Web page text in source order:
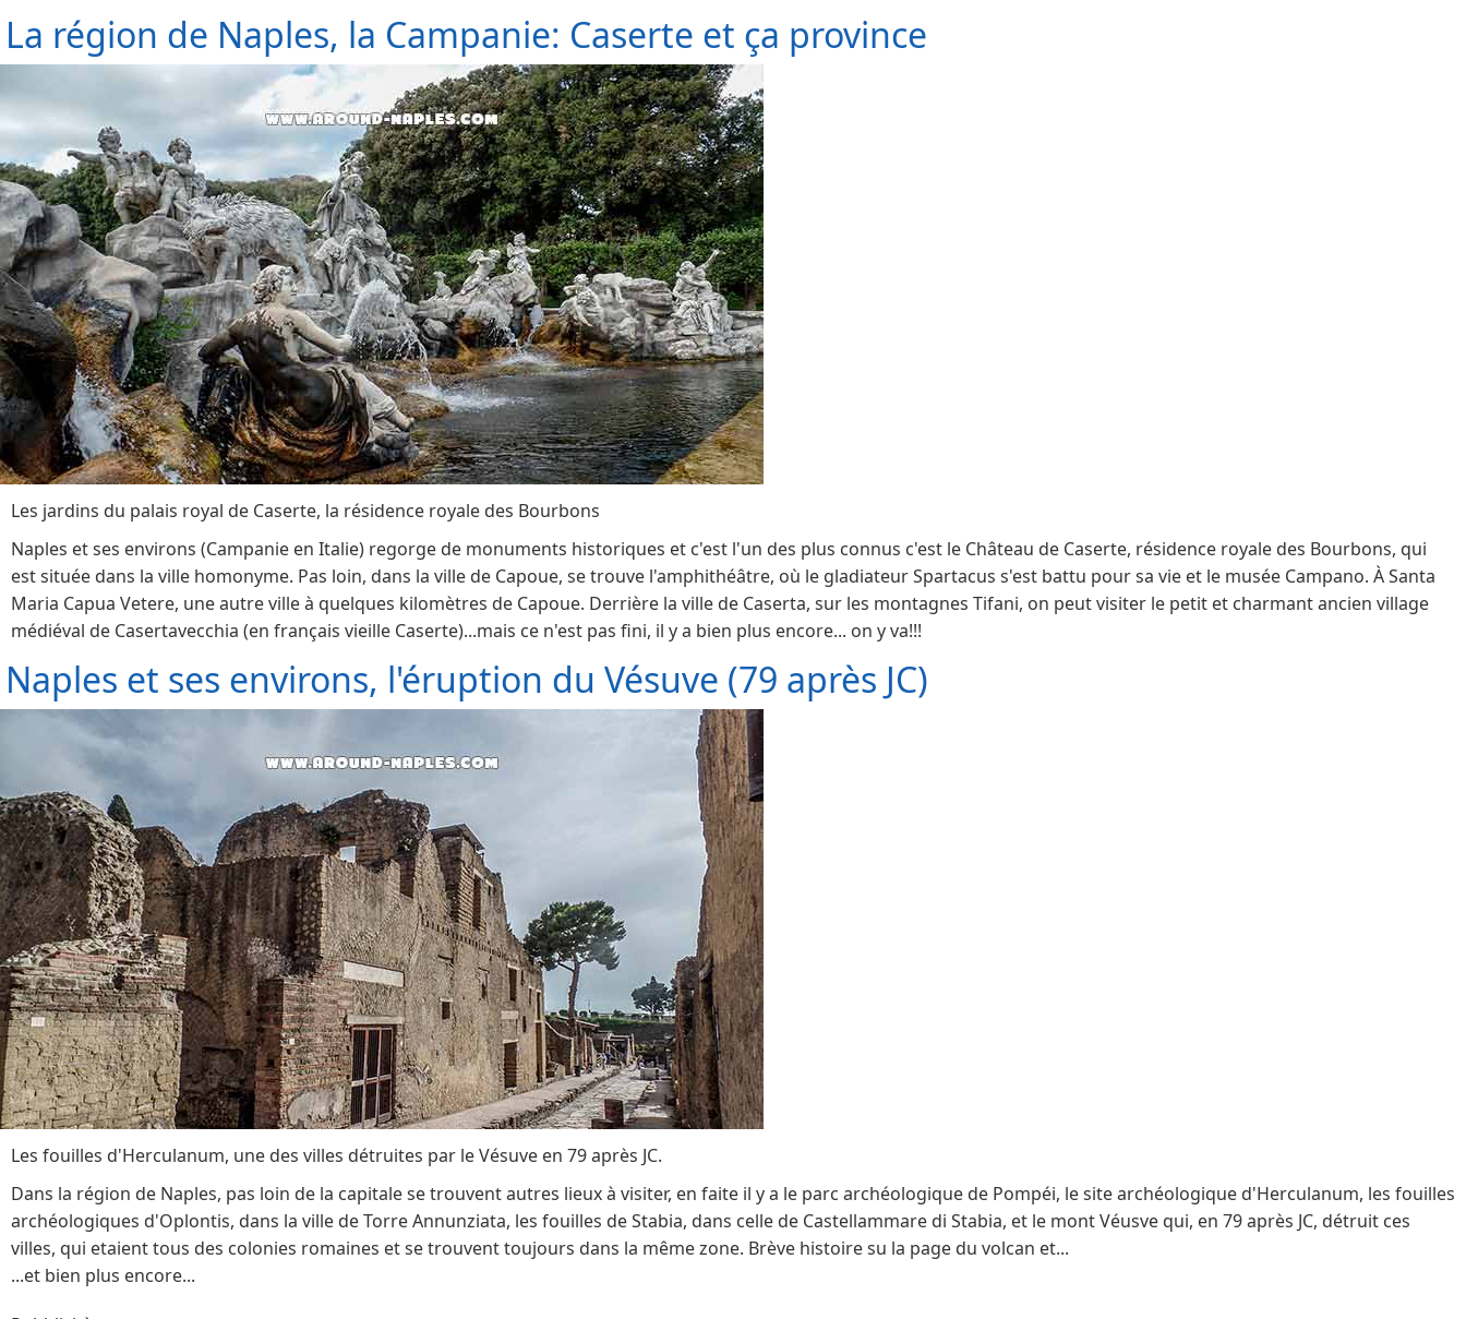
La région de Naples, la Campanie: Caserte et ça province
Les jardins du palais royal de Caserte, la résidence royale des Bourbons
Naples et ses environs (Campanie en Italie) regorge de monuments historiques et c'est l'un des plus connus c'est le Château de Caserte, résidence royale des Bourbons, qui
est située dans la ville homonyme. Pas loin, dans la ville de Capoue, se trouve l'amphithéâtre, où le gladiateur Spartacus s'est battu pour sa vie et le musée Campano. À Santa
Maria Capua Vetere, une autre ville à quelques kilomètres de Capoue. Derrière la ville de Caserta, sur les montagnes Tifani, on peut visiter le petit et charmant ancien village
médiéval de Casertavecchia (en français vieille Caserte)...mais ce n'est pas fini, il y a bien plus encore... on y va!!!
Naples et ses environs, l'éruption du Vésuve (79 après JC)
Les fouilles d'Herculanum, une des villes détruites par le Vésuve en 79 après JC.
Dans la région de Naples, pas loin de la capitale se trouvent autres lieux à visiter, en faite il y a le parc archéologique de Pompéi, le site archéologique d'Herculanum, les fouilles
archéologiques d'Oplontis, dans la ville de Torre Annunziata, les fouilles de Stabia, dans celle de Castellammare di Stabia, et le mont Véusve qui, en 79 après JC, détruit ces
villes, qui etaient tous des colonies romaines et se trouvent toujours dans la même zone. Brève histoire su la page du volcan et...
...et bien plus encore...